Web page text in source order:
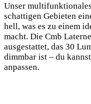
Unser
schattigen Gebieten
hell, was es zu einem‌
macht. Die Cmb
ausgestattet, das 30
dimmbar ist – du
anpassen.